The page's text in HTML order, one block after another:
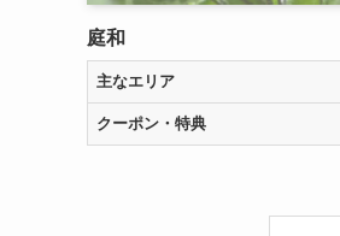
庭和
主なエリア
クーポン・特典